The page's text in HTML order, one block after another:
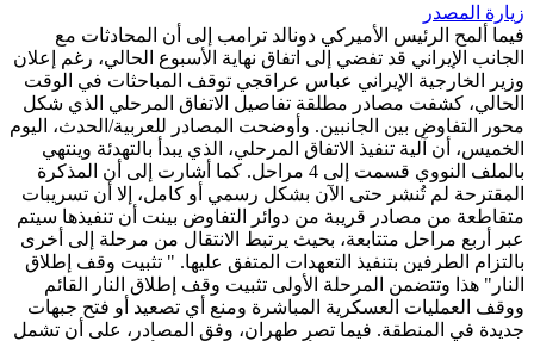
زيارة المصدر
فيما ألمح الرئيس الأميركي دونالد ترامب إلى أن المحادثات مع
الجانب الإيراني قد تفضي إلى اتفاق نهاية الأسبوع الحالي، رغم إعلان
وزير الخارجية الإيراني عباس عراقجي توقف المباحثات في الوقت
الحالي، كشفت مصادر مطلقة تفاصيل الاتفاق المرحلي الذي شكل
محور التفاوض بين الجانبين. وأوضحت المصادر للعربية/الحدث، اليوم
الخميس، أن آلية تنفيذ الاتفاق المرحلي، الذي يبدأ بالتهدئة وينتهي
بالملف النووي قسمت إلى 4 مراحل. كما أشارت إلى أن المذكرة
المقترحة لم تُنشر حتى الآن بشكل رسمي أو كامل، إلا أن تسريبات
متقاطعة من مصادر قريبة من دوائر التفاوض بينت أن تنفيذها سيتم
عبر أربع مراحل متتابعة، بحيث يرتبط الانتقال من مرحلة إلى أخرى
بالتزام الطرفين بتنفيذ التعهدات المتفق عليها. " تثبيت وقف إطلاق
النار" هذا وتتضمن المرحلة الأولى تثبيت وقف إطلاق النار القائم
ووقف العمليات العسكرية المباشرة ومنع أي تصعيد أو فتح جبهات
جديدة في المنطقة. فيما تصر طهران، وفق المصادر، على أن تشمل